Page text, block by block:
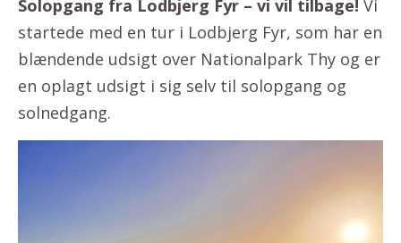
Solopgang fra Lodbjerg Fyr – vi vil tilbage! Vi
startede med en tur i Lodbjerg Fyr, som har en
blændende udsigt over Nationalpark Thy og er
en oplagt udsigt i sig selv til solopgang og
solnedgang.